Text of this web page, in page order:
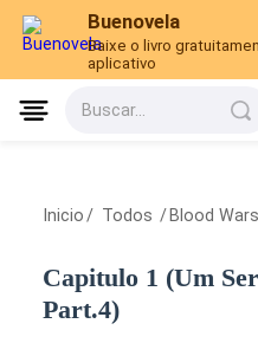
Buenovela
Baixe o livro
aplicativo
Buscar...
Inicio / Todos / Blood
Capitulo 1 (Um
Part.4)